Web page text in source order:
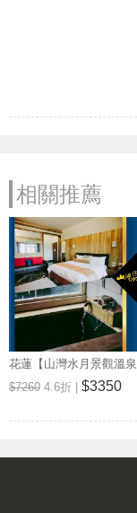
相關推薦
花蓮【山灣水月景觀溫泉
會館】景觀雙人房一泊一
食住宿券(MO)
$7260 4.6折 | $3350